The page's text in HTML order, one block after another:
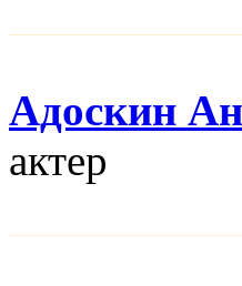
Адоскин
актер